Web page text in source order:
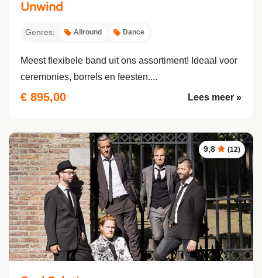
Unwind
Genres: Allround Dance
Meest flexibele band uit ons assortiment! Ideaal voor
ceremonies, borrels en feesten....
€ 895,00 Lees meer »
9,8 (12)